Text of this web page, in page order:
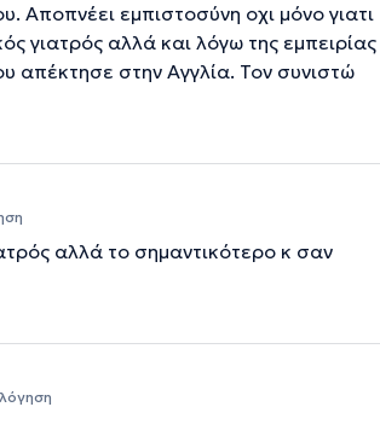
Αποπνέει εμπιστοσύνη οχι μόνο γιατι
γιατρός αλλά και λόγω της εμπειρίας
απέκτησε στην Αγγλία. Τον συνιστώ
αλλά το σημαντικότερο κ σαν